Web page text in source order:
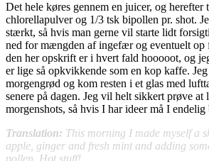
Det hele køres gennem en juicer, og herefter
chlorellapulver og 1/3 tsk bipollen pr. shot.
stærkt, så hvis man gerne vil starte lidt
ned for mængden af ingefær og eventuelt
den her opskrift er i hvert fald hooooot, og
er lige så opkvikkende som en kop kaffe.
morgengrød og kom resten i et glas med
senere på dagen. Jeg vil helt sikkert prøve at
morgenshots, så hvis I har ideer må I
Translation: This morning I made myself a
apple, ginger and fresh mint and adding